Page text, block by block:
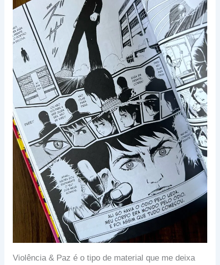
Violência & Paz é o tipo de material que me deixa